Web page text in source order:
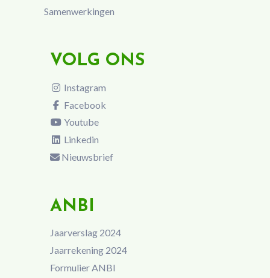
Samenwerkingen
VOLG ONS
Instagram
Facebook
Youtube
Linkedin
Nieuwsbrief
ANBI
Jaarverslag 2024
Jaarrekening 2024
Formulier ANBI